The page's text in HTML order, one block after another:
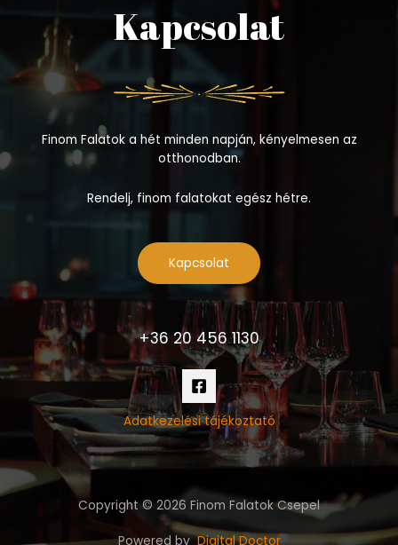
Kapcsolat
Finom Falatok a hét minden napján, kényelmesen az
otthonodban.
Rendelj, finom falatokat egész hétre.
Kapcsolat
+36 20 456 1130
Adatkezelési tájékoztató
Copyright © 2026 Finom Falatok Csepel
Powered byDigital Doctor